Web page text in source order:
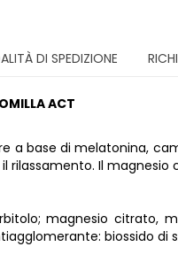
DI SPEDIZIONE
ACT
a base di melatonina,
rilassamento. Il
magnesio citrato,
biossido di